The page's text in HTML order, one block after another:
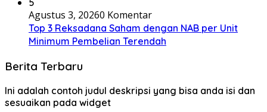
5
Agustus 3, 20260 Komentar
Top 3 Reksadana Saham dengan NAB per Unit
Minimum Pembelian Terendah
Berita Terbaru
Ini adalah contoh judul deskripsi yang bisa anda isi dan
sesuaikan pada widget